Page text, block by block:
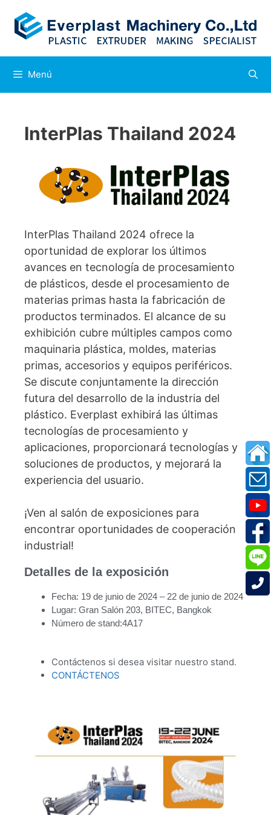
Menú
InterPlas Thailand 2024
InterPlas Thailand 2024 ofrece la
oportunidad de explorar los últimos
avances en tecnología de procesamiento
de plásticos, desde el procesamiento de
materias primas hasta la fabricación de
productos terminados. El alcance de su
exhibición cubre múltiples campos como
maquinaria plástica, moldes, materias
primas, accesorios y equipos periféricos.
Se discute conjuntamente la dirección
futura del desarrollo de la industria del
plástico. Everplast exhibirá las últimas
tecnologías de procesamiento y
aplicaciones, proporcionará tecnologías y
soluciones de productos, y mejorará la
experiencia del usuario.
¡Ven al salón de exposiciones para
encontrar oportunidades de cooperación
industrial!
Detalles de la exposición
Fecha: 19 de junio de 2024 – 22 de junio de 2024
Lugar: Gran Salón 203, BITEC, Bangkok
Número de stand:4A17
Contáctenos si desea visitar nuestro stand.
CONTÁCTENOS